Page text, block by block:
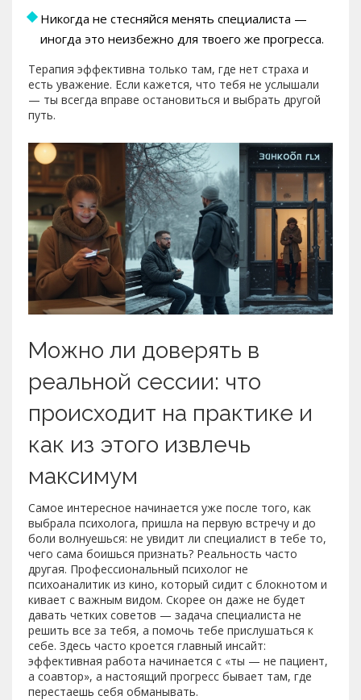
Никогда не стесняйся менять специалиста —
иногда это неизбежно для твоего же прогресса.
Терапия эффективна только там, где нет страха и
есть уважение. Если кажется, что тебя не услышали
— ты всегда вправе остановиться и выбрать другой
путь.
Можно ли доверять в
реальной сессии: что
происходит на практике и
как из этого извлечь
максимум
Самое интересное начинается уже после того, как
выбрала психолога, пришла на первую встречу и до
боли волнуешься: не увидит ли специалист в тебе то,
чего сама боишься признать? Реальность часто
другая. Профессиональный психолог не
психоаналитик из кино, который сидит с блокнотом и
кивает с важным видом. Скорее он даже не будет
давать четких советов — задача специалиста не
решить все за тебя, а помочь тебе прислушаться к
себе. Здесь часто кроется главный инсайт:
эффективная работа начинается с «ты — не пациент,
а соавтор», а настоящий прогресс бывает там, где
перестаешь себя обманывать.